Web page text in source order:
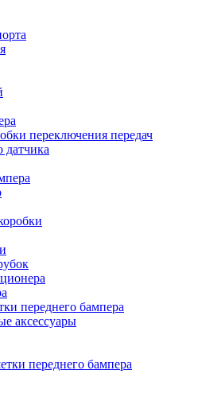
переключения передач
датчика
переднего бампера
аксессуары
переднего бампера